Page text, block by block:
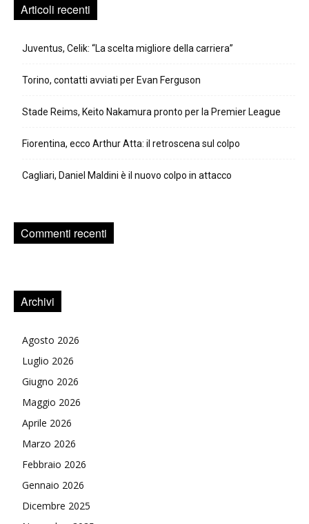
Articoli recenti
Juventus, Celik: “La scelta migliore della carriera”
Torino, contatti avviati per Evan Ferguson
Stade Reims, Keito Nakamura pronto per la Premier League
Fiorentina, ecco Arthur Atta: il retroscena sul colpo
Cagliari, Daniel Maldini è il nuovo colpo in attacco
Commenti recenti
Archivi
Agosto 2026
Luglio 2026
Giugno 2026
Maggio 2026
Aprile 2026
Marzo 2026
Febbraio 2026
Gennaio 2026
Dicembre 2025